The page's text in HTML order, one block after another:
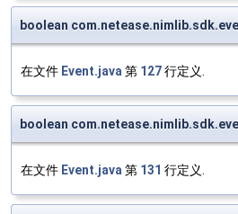
boolean
在文件 Event.java 第 127行定义.
boolean
在文件 Event.java 第 131 行定义.